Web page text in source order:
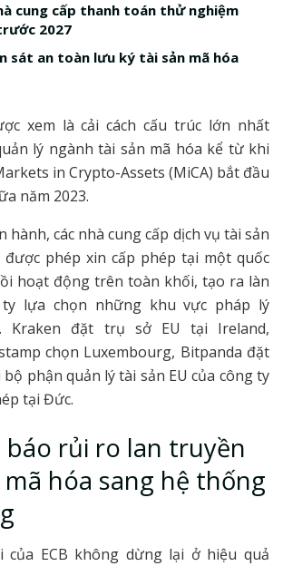
cung cấp thanh toán thử nghiệm
2027
sát an toàn lưu ký tài sản mã hóa
xem là cải cách cấu trúc lớn nhất
lý ngành tài sản mã hóa kể từ khi
in Crypto-Assets (MiCA) bắt đầu
năm 2023.
hành, các nhà cung cấp dịch vụ tài sản
được phép xin cấp phép tại một quốc
hoạt động trên toàn khối, tạo ra làn
ty lựa chọn những khu vực pháp lý
Kraken đặt trụ sở EU tại Ireland,
chọn Luxembourg, Bitpanda đặt
phận quản lý tài sản EU của công ty
tại Đức.
báo rủi ro lan truyền
hóa sang hệ thống
của ECB không dừng lại ở hiệu quả